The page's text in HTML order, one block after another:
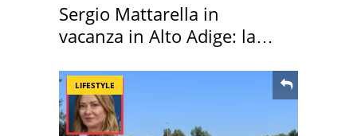
Sergio Mattarella in
vacanza in Alto Adige: la
LIFESTYLE